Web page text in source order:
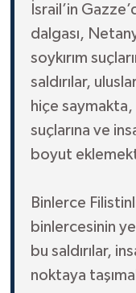
İsrail’in
dalgası,
soykırım
saldırılar,
hiçe saymakta,
suçlarına ve
boyut
Binlerce
binlercesinin
bu saldırılar,
noktaya